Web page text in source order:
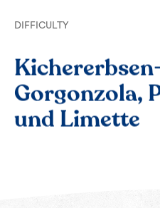
DIFFICULTY
Gorgonzola,
und Limette